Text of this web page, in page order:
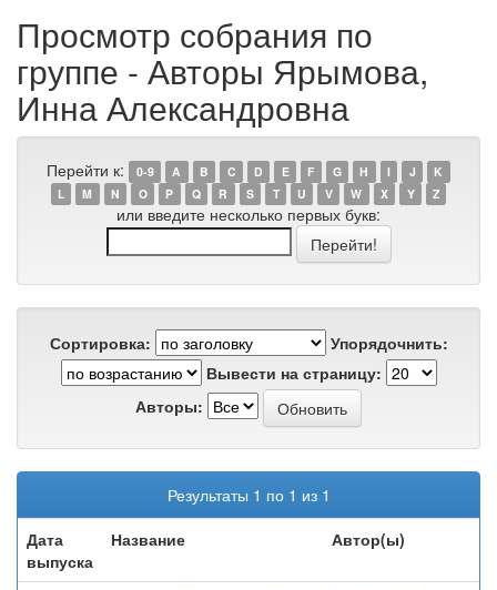
Просмотр собрания по
группе - Авторы Ярымова,
Инна Александровна
Перейти к: 0-9 A B C D E F G H I J
K
L
M N O P Q R S T U V W X Y Z
или введите несколько первых букв:
Сортировка:
Упорядочнить:
Вывести на страницу:
Авторы:
Результаты 1 по 1 из 1
Дата
выпуска
Название Автор(ы)